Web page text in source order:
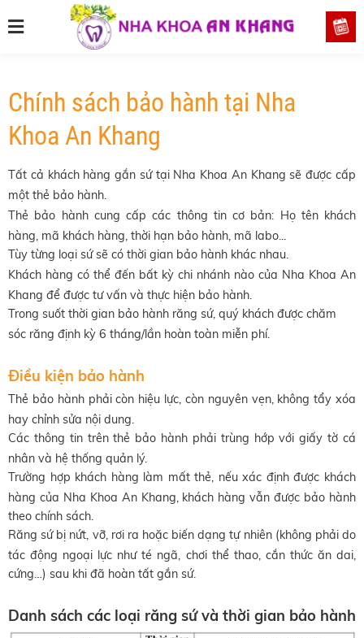
Chính sách bảo hành tại Nha
Khoa An Khang
Tất cả khách hàng gắn sứ tại Nha Khoa An Khang sẽ được cấp
một thẻ bảo hành.
Thẻ bảo hành cung cấp các thông tin cơ bản: Họ tên khách
hàng, mã khách hàng, thời hạn bảo hành, mã labo...
Tùy từng loại sứ sẽ có thời gian bảo hành khác nhau.
Khách hàng có thể đến bất kỳ chi nhánh nào của Nha Khoa An
Khang để được tư vấn và thực hiện bảo hành.
Trong suốt thời gian bảo hành răng sứ, quý khách được chăm
sóc răng định kỳ 6 tháng/lần hoàn toàn miễn phí.
Điều kiện bảo hành
Thẻ bảo hành phải còn hiệu lực, còn nguyên vẹn, không tẩy xóa
hay chỉnh sửa nội dung.
Các thông tin trên thẻ bảo hành phải trùng hớp với giấy tờ cá
nhân và hệ thống quản lý.
Trường hợp khách hàng làm mất thẻ, nếu xác định được khách
hàng của Nha Khoa An Khang, khách hàng vẫn được bảo hành
theo chính sách.
Răng sứ bị nứt, vỡ, rơi ra hoặc biến dạng tự nhiên (không phải do
tác động ngoại lực như té ngã, chơi thể thao, cắn thức ăn dai,
cứng…) sau khi đã hoàn tất gắn sứ.
Danh sách các loại răng sứ và thời gian bảo hành